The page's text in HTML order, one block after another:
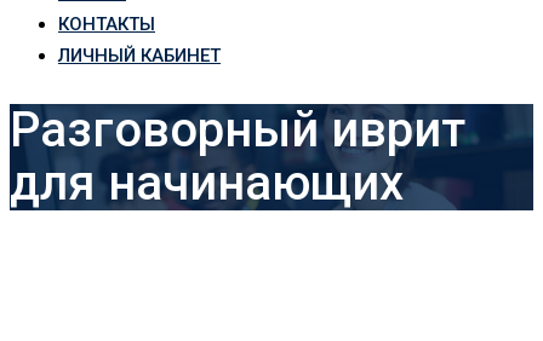
КОНТАКТЫ
ЛИЧНЫЙ КАБИНЕТ
Разговорный иврит
для начинающих